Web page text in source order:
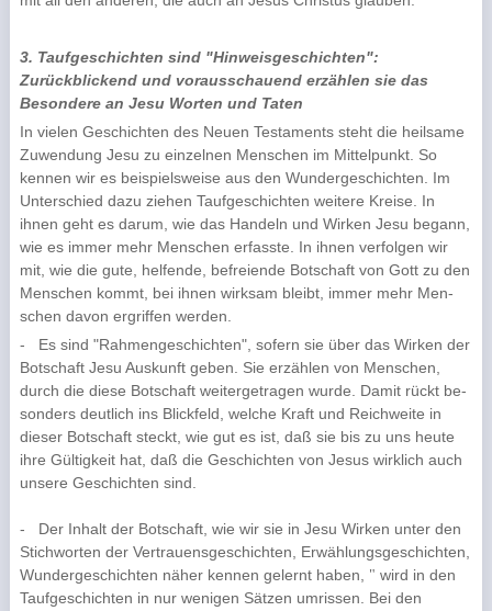
3. Taufgeschichten sind "Hinweisgeschichten":
Zurückblickend und vorausschauend erzäh­len sie das
Besondere an Jesu Worten und Ta­ten
In vielen Geschichten des Neuen Testaments steht die heilsame
Zuwendung Jesu zu einzelnen Menschen im Mittelpunkt. So
kennen wir es beispielsweise aus den Wundergeschichten. Im
Un­terschied dazu ziehen Taufgeschichten weitere Kreise. In
ihnen geht es darum, wie das Handeln und Wirken Jesu begann,
wie es immer mehr Menschen erfasste. In ihnen verfol­gen wir
mit, wie die gute, helfende, befrei­ende Botschaft von Gott zu den
Menschen kommt, bei ihnen wirksam bleibt, immer mehr Men­
schen davon ergriffen werden.
-
Es sind "Rahmengeschichten", sofern sie über das Wirken der
Botschaft Jesu Auskunft geben. Sie erzählen von Menschen,
durch die diese Botschaft weitergetragen wurde. Damit rückt be­
son­ders deutlich ins Blickfeld, welche Kraft und Reichweite in
dieser Botschaft steckt, wie gut es ist, daß sie bis zu uns heute
ihre Gültigkeit hat, daß die Geschichten von Jesus wirklich auch
unsere Geschichten sind.
-
Der Inhalt der Botschaft, wie wir sie in Jesu Wirken unter den
Stichworten der Vertrauensge­schichten, Erwählungsgeschichten,
Wundergeschichten näher kennen gelernt haben,
" wird in den
Taufgeschichten in nur wenigen Sätzen umrissen. Bei den